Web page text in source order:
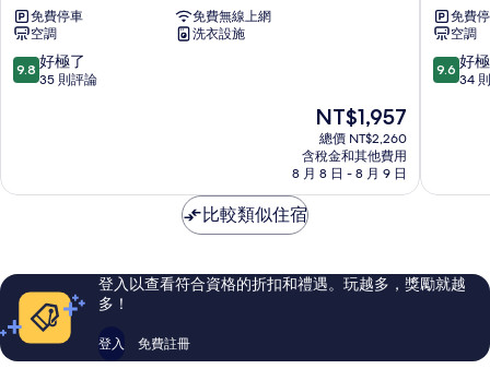
相
片
亞
方
舟
民
免費停車
免費無線上網
空調
洗衣設施
9.8
分，
極
評
論
9.8 好極了
35 則評論
現
在
價
格
為
NT$1,957
總價 NT$2,260
含稅金和其他費用
8 月 8 日 - 8 月 9 日
海
馬
公
市
免費
空調
9.6
分，
極
評
論
9.6 好
34
比較類似住宿
登入以查看符合資格的折扣和禮遇。玩越多，獎勵就越
多！
登入 免費註冊